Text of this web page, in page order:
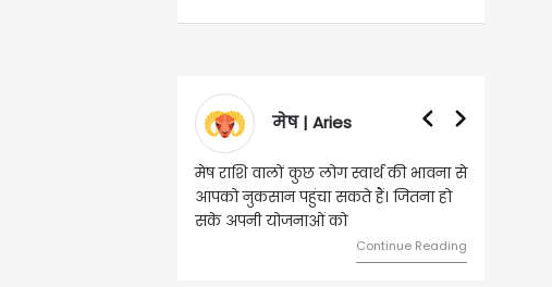
मेष राशि वालों कुछ लोग स्वार्थ की भावना से
आपको नुकसान पहुंचा सकते हैं। जितना हो
वृषभ | Taurus
वृष राशि वालों आय के स्त्रोत बढ़ने से रुके
हुए कार्यों में गति आएगी। युवा वर्ग भविष्य
को लेकर ज्यादा फोकस रहेंगे।
Continue